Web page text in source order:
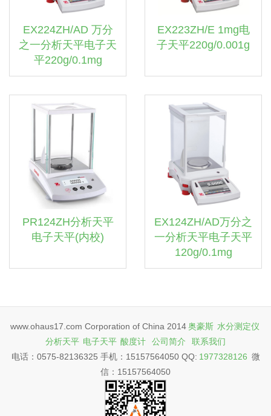
EX224ZH/AD 万分
之一分析天平电子天
平220g/0.1mg
EX223ZH/E 1mg电
子天平220g/0.001g
PR124ZH分析天平
电子天平(内校)
EX124ZH/AD万分之
一分析天平电子天平
120g/0.1mg
www.ohaus17.com Corporation of China 2014 奥豪斯 水分测定仪
分析天平 电子天平 酸度计 公司简介
联系我们
电话：0575-82136325 手机：15157564050 QQ: 1977328126 微
信：15157564050